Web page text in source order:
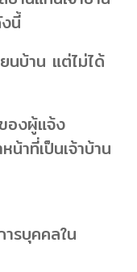
นี้
บ้าน แต่ไม่ได้
องผู้แจ้ง
าที่เป็นเจ้าบ้าน
รบุคคลใน